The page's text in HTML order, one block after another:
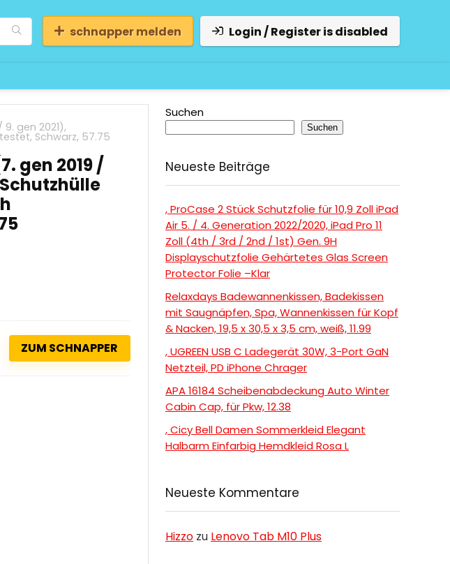
schnapper melden Login / Register is disabled
gen 2021),
Schwarz, 57.75
gen 2019 /
ZUM SCHNAPPER
Suchen
Suchen
Neueste Beiträge
, ProCase 2 Stück Schutzfolie für 10,9 Zoll iPad
Air 5. / 4. Generation 2022/2020, iPad Pro 11
Zoll (4th / 3rd / 2nd / 1st) Gen. 9H
Displayschutzfolie Gehärtetes Glas Screen
Protector Folie –Klar
Relaxdays Badewannenkissen, Badekissen
mit Saugnäpfen, Spa, Wannenkissen für Kopf
& Nacken, 19,5 x 30,5 x 3,5 cm, weiß, 11.99
, UGREEN USB C Ladegerät 30W, 3-Port GaN
Netzteil, PD iPhone Chrager
APA 16184 Scheibenabdeckung Auto Winter
Cabin Cap, für Pkw, 12.38
, Cicy Bell Damen Sommerkleid Elegant
Halbarm Einfarbig Hemdkleid Rosa L
Neueste Kommentare
Hizzo zu Lenovo Tab M10 Plus